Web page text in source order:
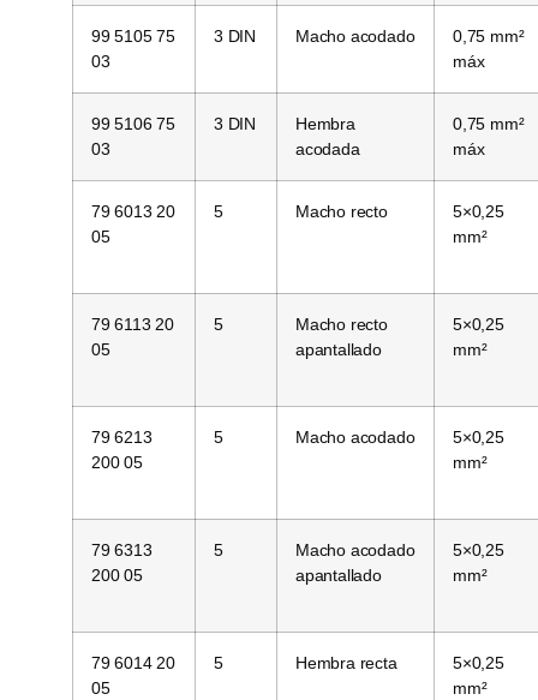
99 5105 75
03
3 DIN Macho acodado
0,75 mm²
máx
99 5106 75
03
3 DIN
Hembra
acodada
0,75 mm²
máx
79 6013 20
05
5 Macho recto
5×0,25
mm²
79 6113 20
05
5
Macho recto
apantallado
5×0,25
mm²
79 6213
200 05
5 Macho acodado
5×0,25
mm²
79 6313
200 05
5
Macho acodado
apantallado
5×0,25
mm²
79 6014 20
05
5 Hembra recta
5×0,25
mm²